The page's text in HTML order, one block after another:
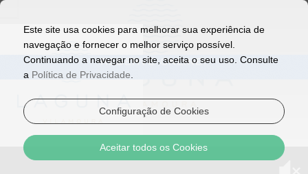
RESERVE ONLINE!
Este site usa cookies para melhorar sua experiência de
navegação e fornecer o melhor serviço possível.
Continuando a navegar no site, aceita o seu uso. Consulte
a Política de Privacidade
Configuração de Cookies
Aceitar todos os Cookies